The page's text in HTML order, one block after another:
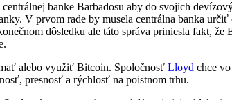
banke Barbadosu aby do svojich
V prvom rade by musela centrálna banka
dôsledku ale táto správa priniesla fakt,
alebo využiť Bitcoin. Spoločnosť Lloyd chce
presnosť a rýchlosť na poistnom trhu.